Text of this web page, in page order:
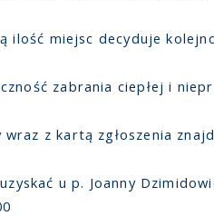
ilość miejsc decyduje
zabrania ciepłej i
z kartą zgłoszenia
u p. Joanny